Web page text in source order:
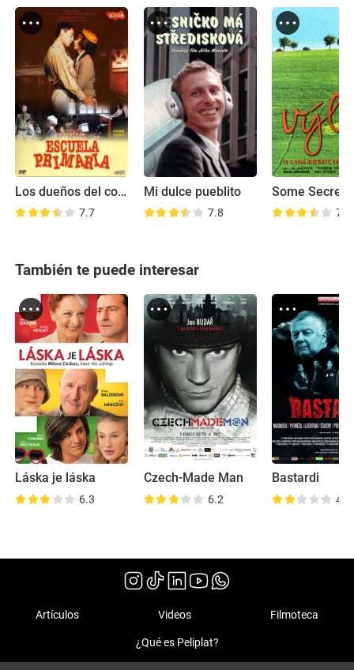
Los dueños del colegio
7.7
Mi dulce pueblito
7.8
Some Secrets
7.2
También te puede interesar
Láska je láska
6.3
Czech-Made Man
6.2
Bastardi
4.8
Artículos Videos Filmoteca
¿Qué es Peliplat?